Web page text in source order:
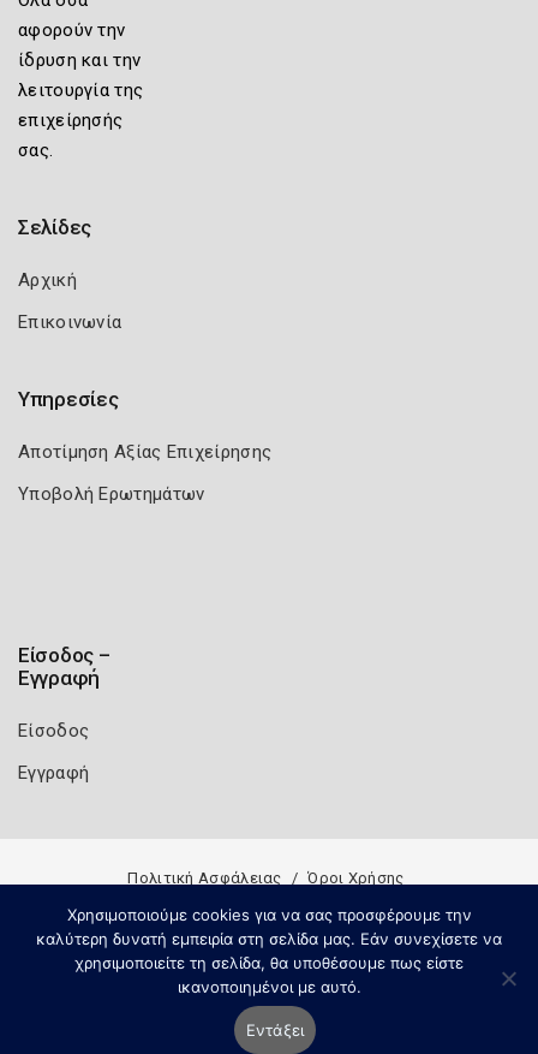
αφορούν την
ίδρυση και την
λειτουργία της
επιχείρησής
σας.
Σελίδες
Αρχική
Επικοινωνία
Υπηρεσίες
Αποτίμηση Αξίας Επιχείρησης
Υποβολή Ερωτημάτων
Είσοδος –
Εγγραφή
Είσοδος
Εγγραφή
Πολιτική Ασφάλειας Όροι Χρήσης
Χρησιμοποιούμε cookies για να σας προσφέρουμε την
καλύτερη δυνατή εμπειρία στη σελίδα μας. Εάν συνεχίσετε να
χρησιμοποιείτε τη σελίδα, θα υποθέσουμε πως είστε
ικανοποιημένοι με αυτό.
Εντάξει
Copyright 2026 Knowledge A.E.